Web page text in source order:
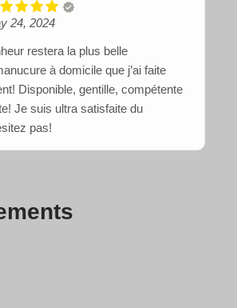
24, 2024
restera la plus belle
à domicile que j’ai faite
Disponible, gentille, compétente
Je suis ultra satisfaite du
pas!